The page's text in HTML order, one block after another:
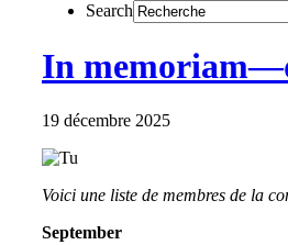
Search
In
19 décembre 2025
Voici une liste de membres de la
September